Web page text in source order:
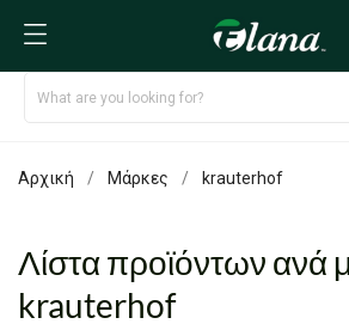
Αρχική Μάρκες krauterhof
Λίστα προϊόντων ανά
krauterhof